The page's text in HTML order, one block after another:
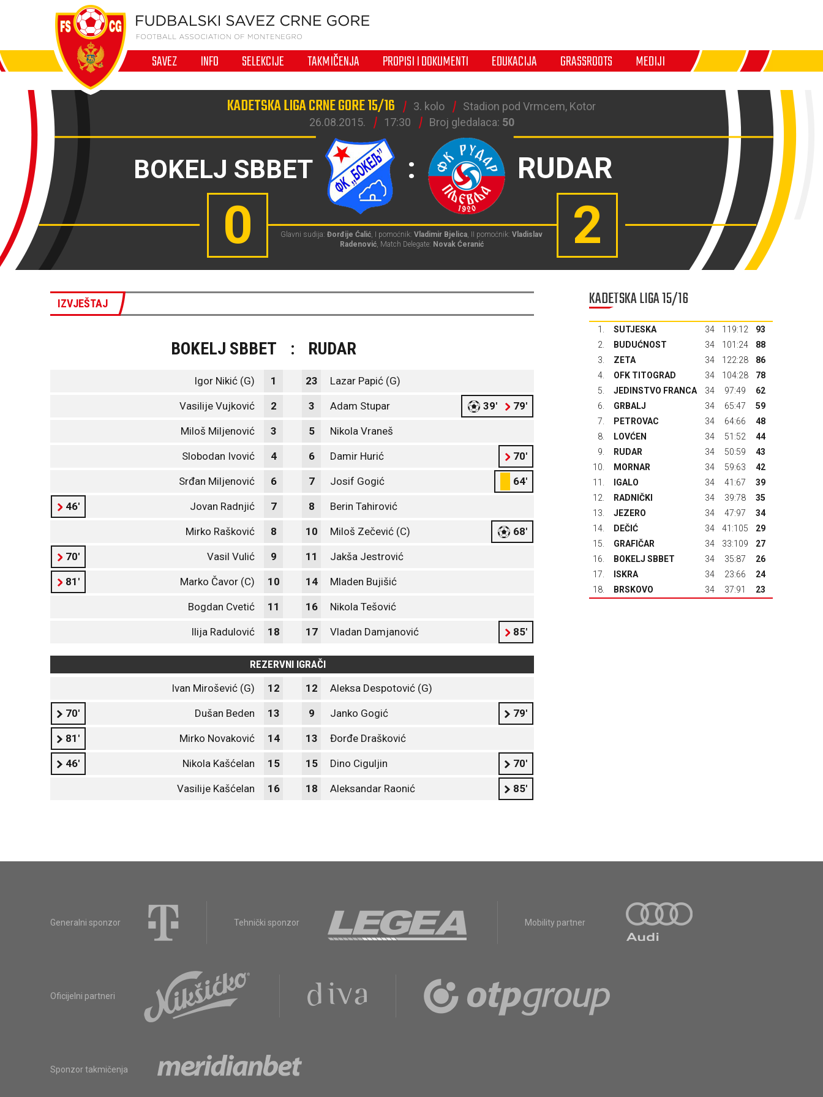
SAVEZ INFO SELEKCIJE TAKMIČENJA PROPISI I DOKUMENTI EDUKACIJA GRASSROOTS MEDIJI
KADETSKA LIGA CRNE GORE 15/16 3. kolo
Stadion pod Vrmcem, Kotor
26.08.2015.
17:30 Broj gledalaca: 50
BOKELJ SBBET : RUDAR
0 2
Glavni sudija: Đorđije Ćalić, I pomoćnik: Vladimir Bjelica, II pomoćnik: Vladislav
Radenović, Match Delegate: Novak Ćeranić
IZVJEŠTAJ
BOKELJ SBBET : RUDAR
Igor Nikić (G) 1 23 Lazar Papić (G)
Vasilije Vujković 2 3 Adam Stupar 39' 79'
Miloš Miljenović 3 5 Nikola Vraneš
Slobodan Ivović 4 6 Damir Hurić 70'
Srđan Miljenović 6 7 Josif Gogić 64'
46' Jovan Radnjić 7 8 Berin Tahirović
Mirko Rašković 8 10 Miloš Zečević (C) 68'
70' Vasil Vulić 9 11 Jakša Jestrović
81' Marko Čavor (C) 10 14 Mladen Bujišić
Bogdan Cvetić 11 16 Nikola Tešović
Ilija Radulović 18 17 Vladan Damjanović 85'
REZERVNI IGRAČI
Ivan Mirošević (G)
12 12 Aleksa Despotović (G)
70' Dušan Beden 13 9 Janko Gogić 79'
81' Mirko Novaković 14 13 Đorđe Drašković
46' Nikola Kašćelan 15 15 Dino Ciguljin 70'
Vasilije Kašćelan 16 18 Aleksandar Raonić 85'
KADETSKA LIGA 15/16
1. SUTJESKA 34 119:12
93
2.
BUDUĆNOST 34 101:24
88
3.
ZETA 34 122:28
86
4.
OFK TITOGRAD 34 104:28
78
5.
JEDINSTVO FRANCA 34 97:49
62
6.
GRBALJ 34 65:47
59
7.
PETROVAC 34 64:66
48
8.
LOVĆEN 34 51:52
44
9.
RUDAR 34 50:59
43
10.
MORNAR 34 59:63
42
11.
IGALO 34 41:67
39
12.
RADNIČKI 34 39:78
35
13.
JEZERO 34 47:97
34
14.
DEČIĆ 34 41:105
29
15.
GRAFIČAR 34 33:109
27
16.
BOKELJ SBBET 34 35:87
26
17.
ISKRA 34 23:66
24
18.
BRSKOVO 34 37:91 23
Generalni sponzor Tehnički sponzor Mobility partner
Oficijelni partneri
Sponzor takmičenja